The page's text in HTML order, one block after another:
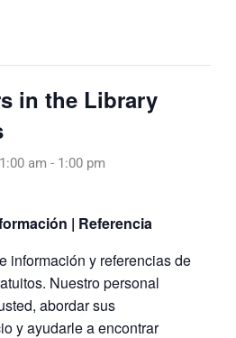
in the Library
am - 1:00 pm
| Referencia
información y referencias de
Nuestro personal
abordar sus
y ayudarle a encontrar